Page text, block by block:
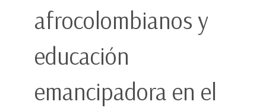
afrocolombianos y
educación
emancipadora en el